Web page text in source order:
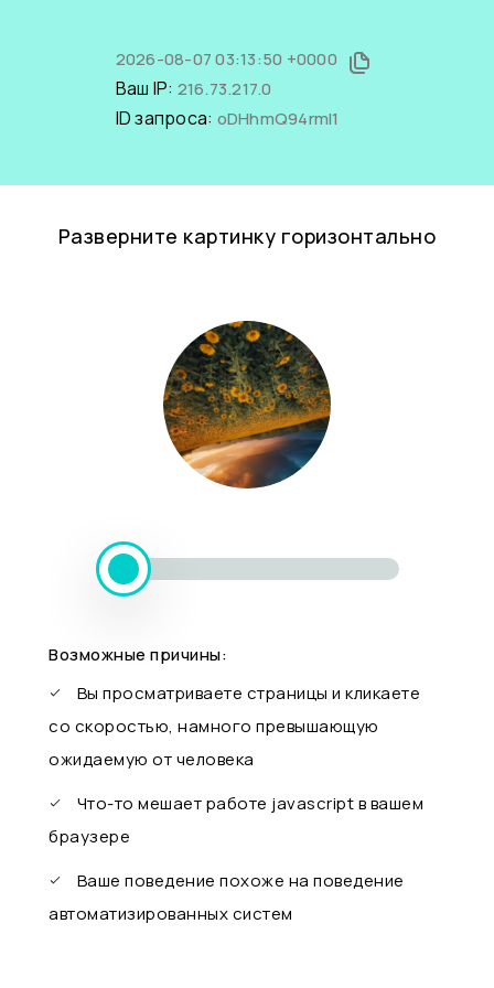
2026-08-07 03:13:50 +0000
Ваш IP: 216.73.217.0
ID запроса: oDHhmQ94rmI1
Разверните картинку горизонтально
Возможные причины:
Вы просматриваете страницы и кликаете
со скоростью, намного превышающую
ожидаемую от человека
Что-то мешает работе javascript в вашем
браузере
Ваше поведение похоже на поведение
автоматизированных систем